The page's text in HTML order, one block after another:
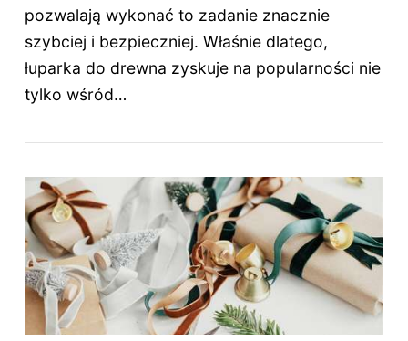
pozwalają wykonać to zadanie znacznie
szybciej i bezpieczniej. Właśnie dlatego,
łuparka do drewna zyskuje na popularności nie
tylko wśród…